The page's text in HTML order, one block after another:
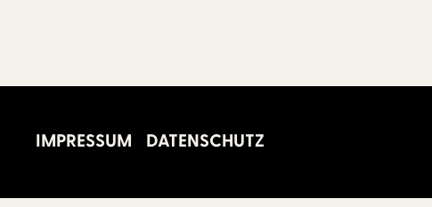
IMPRESSUM DATENSCHUTZ